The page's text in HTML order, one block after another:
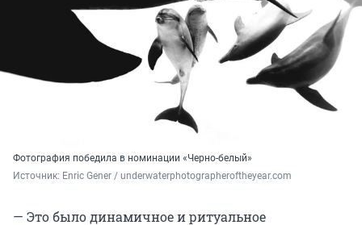
Фотография победила в номинации «Черно-белый»
Источник: Enric Gener / underwaterphotographeroftheyear.com
— Это было динамичное и ритуальное